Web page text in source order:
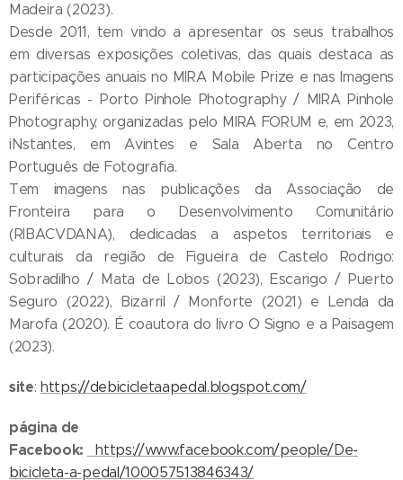
Madeira (2023).
Desde 2011, tem vindo a apresentar os seus trabalhos
em diversas exposições coletivas, das quais destaca as
participações anuais no MIRA Mobile Prize e nas Imagens
Periféricas - Porto Pinhole Photography / MIRA Pinhole
Photography, organizadas pelo MIRA FORUM e, em 2023,
iNstantes, em Avintes e Sala Aberta no Centro
Português de Fotografia.
Tem imagens nas publicações da Associação de
Fronteira para o Desenvolvimento Comunitário
(RIBACVDANA), dedicadas a aspetos territoriais e
culturais da região de Figueira de Castelo Rodrigo:
Sobradilho / Mata de Lobos (2023), Escarigo / Puerto
Seguro (2022), Bizarril / Monforte (2021) e Lenda da
Marofa (2020). É coautora do livro O Signo e a Paisagem
(2023).
site: https://debicicletaapedal.blogspot.com/
página de
Facebook:
https://www.facebook.com/people/De-
bicicleta-a-pedal/100057513846343/